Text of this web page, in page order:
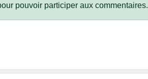
pouvoir participer aux commentaires.